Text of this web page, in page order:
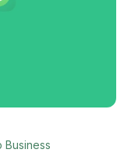
Business